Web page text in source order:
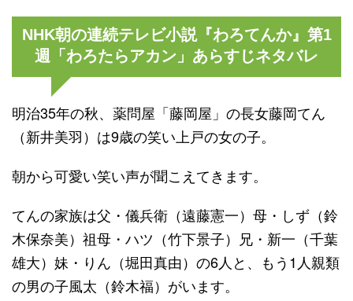
NHK朝の連続テレビ小説『わろてんか』第1
週「わろたらアカン」あらすじネタバレ
明治35年の秋、薬問屋「藤岡屋」の長女藤岡てん
（新井美羽）は9歳の笑い上戸の女の子。
朝から可愛い笑い声が聞こえてきます。
てんの家族は父・儀兵衛（遠藤憲一）母・しず（鈴
木保奈美）祖母・ハツ（竹下景子）兄・新一（千葉
雄大）妹・りん（堀田真由）の6人と、もう1人親類
の男の子風太（鈴木福）がいます。